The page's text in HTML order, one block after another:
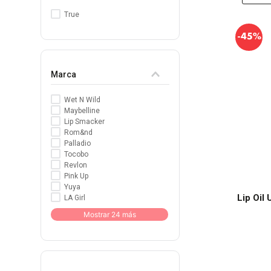
True
Marca
Wet N Wild
Maybelline
Lip Smacker
Rom&nd
Palladio
Tocobo
Revlon
Pink Up
Yuya
LA Girl
Mostrar 24 más
-45%
Lip Oil